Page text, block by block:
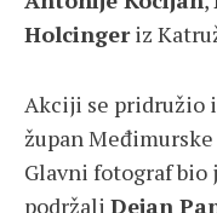
Holcingeriz
Akciji se pridružio
župan
Glavni fotograf bio
podržali Dejan